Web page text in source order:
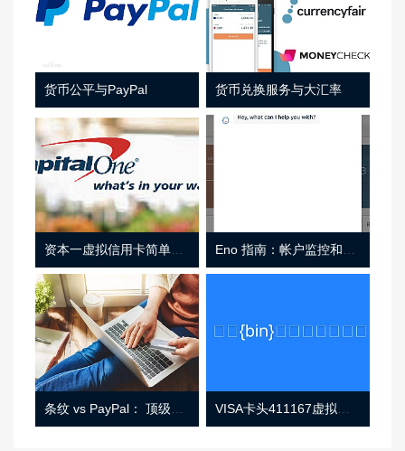
货币公平与PayPal 货币兑换服务与大汇率
资本一虚拟信用卡简单介绍
条纹 vs PayPal： 顶级功能， 定价 （和更多！ VISA卡头411167虚拟卡基础信息